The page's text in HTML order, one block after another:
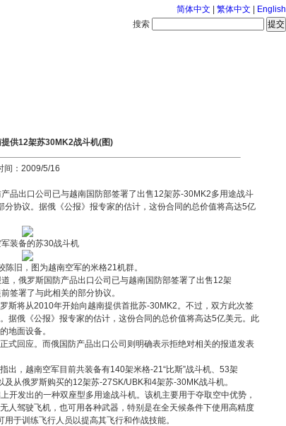
简体中文 繁体中文
English
搜索
供12架苏30MK2战斗机(图)
间：2009/5/16
品出口公司已与越南国防部签署了出售12架苏-30MK2多用途战斗
协议。据俄《公报》报专家的估计，这份合同的总价值将高达5亿
军装备的苏30战斗机
陈旧，图为越南空军的米格21机群。
，俄罗斯国防产品出口公司已与越南国防部签署了出售12架
签署了与此相关的部分协议。
斯将从2010年开始向越南提供首批苏-30MK2。不过，双方此次签
据俄《公报》报专家的估计，这份合同的总价值将高达5亿美元。此
地面设备。
式回应。而俄国防产品出口公司则明确表示拒绝对相关的报道发表
出，越南空军目前共装备有140架米格-21“比斯”战斗机、53架
从俄罗斯购买的12架苏-27SK/UBK和4架苏-30MK战斗机。
开发出的一种双座型多用途战斗机。该机主要用于夺取空中优势，
人驾驶飞机，也可用各种武器，特别是在全天候条件下使用高精度
于训练飞行人员以提高其飞行和作战技能。